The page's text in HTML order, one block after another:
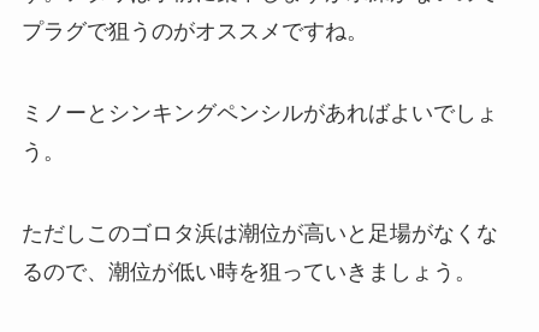
プラグで狙うのがオススメですね。
ミノーとシンキングペンシルがあればよいでしょ
う。
ただしこのゴロタ浜は潮位が高いと足場がなくな
るので、潮位が低い時を狙っていきましょう。